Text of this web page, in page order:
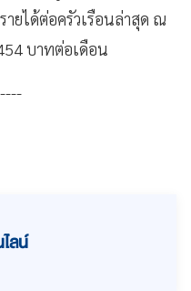
ยได้ต่อครัวเรือนล่าสุด ณ
บาทต่อเดือน
ลน์